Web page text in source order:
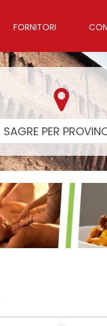
FORNITORI
SAGRE PER